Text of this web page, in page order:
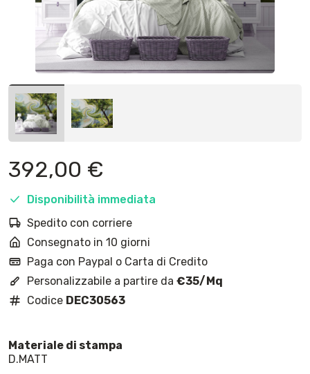
392,00 €
Disponibilità immediata
Spedito con corriere
Consegnato in 10 giorni
Paga con Paypal o Carta di Credito
Personalizzabile a partire da€35/Mq
Codice DEC30563
D.MATT